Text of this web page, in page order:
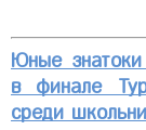
Юные
в финале
среди